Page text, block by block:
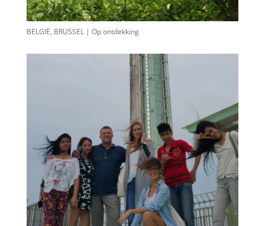
BELGIË, BRUSSEL | Op ontdekking